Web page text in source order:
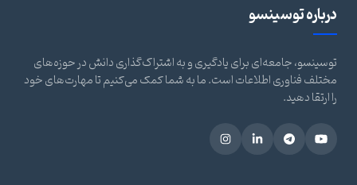
درباره توسینسو
توسینسو، جامعه‌ای برای یادگیری و به اشتراک‌گذاری دانش در حوزه‌های
مختلف فناوری اطلاعات است. ما به شما کمک می‌کنیم تا مهارت‌های خود
را ارتقا دهید.